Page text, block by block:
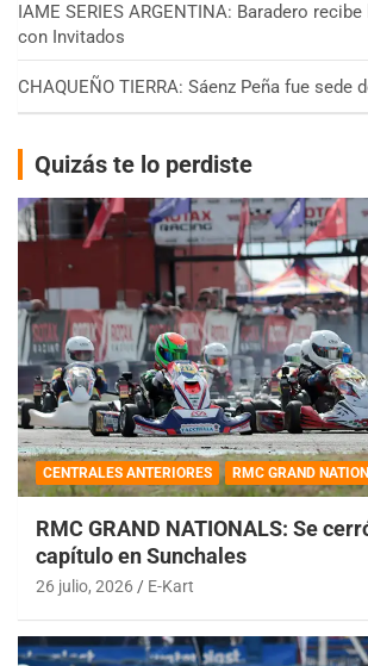
IAME SERIES ARGENTINA: Baradero
con Invitados
CHAQUEÑO TIERRA: Sáenz Peña fue sede
Quizás te lo perdiste
CENTRALES ANTERIORES RMC GRAND
RMC GRAND NATIONALS: Se
capítulo en Sunchales
26 julio, 2026 E-Kart